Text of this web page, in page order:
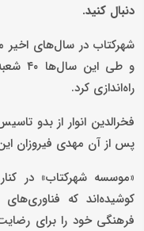
دنبال کنید.
شهرکتاب در سال‌های اخیر
راه‌اندازی کرد.
پس از آن مهدی فیروزان
«موسسه شهرکتاب» در
کوشیده‌اند که
فرهنگی خود را برای